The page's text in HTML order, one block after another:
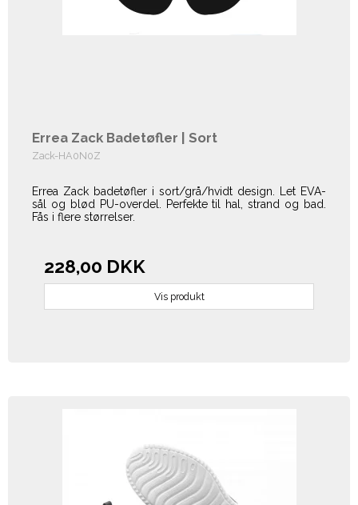
Errea Zack Badetøfler | Sort
Zack-HA0N0Z
Errea Zack badetøfler i sort/grå/hvidt design. Let EVA-
sål og blød PU-overdel. Perfekte til hal, strand og bad.
Fås i flere størrelser.
228,00 DKK
Vis produkt